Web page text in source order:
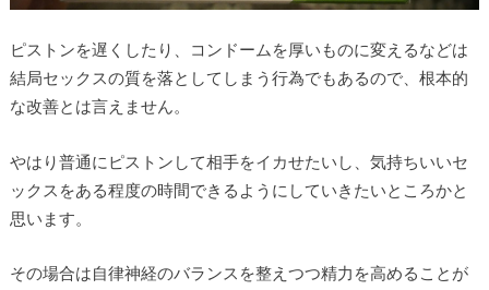
ピストンを遅くしたり、コンドームを厚いものに変えるなどは
結局セックスの質を落としてしまう行為でもあるので、根本的
な改善とは言えません。
やはり普通にピストンして相手をイカせたいし、気持ちいいセ
ックスをある程度の時間できるようにしていきたいところかと
思います。
その場合は自律神経のバランスを整えつつ精力を高めることが